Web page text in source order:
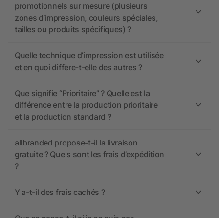
promotionnels sur mesure (plusieurs
zones d’impression, couleurs spéciales,
tailles ou produits spécifiques) ?
Quelle technique d’impression est utilisée
et en quoi diffère-t-elle des autres ?
Que signifie “Prioritaire” ? Quelle est la
différence entre la production prioritaire
et la production standard ?
allbranded propose-t-il la livraison
gratuite ? Quels sont les frais d’expédition
?
Y a-t-il des frais cachés ?